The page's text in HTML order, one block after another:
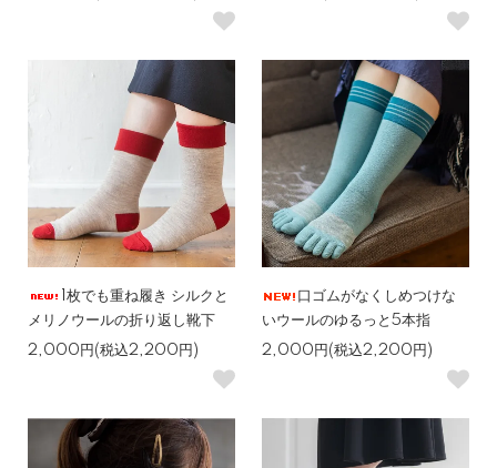
1枚でも重ね履き シルクと
メリノウールの折り返し靴下
2,000円(税込2,200円)
口ゴムがなくしめつけな
いウールのゆるっと5本指
2,000円(税込2,200円)